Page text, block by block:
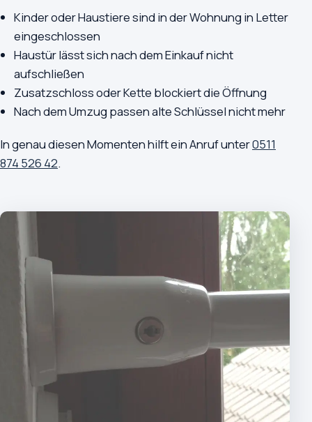
Kinder oder Haustiere sind in der Wohnung in Letter
eingeschlossen
Haustür lässt sich nach dem Einkauf nicht
aufschließen
Zusatzschloss oder Kette blockiert die Öffnung
Nach dem Umzug passen alte Schlüssel nicht mehr
In genau diesen Momenten hilft ein Anruf unter0511
874 526 42.